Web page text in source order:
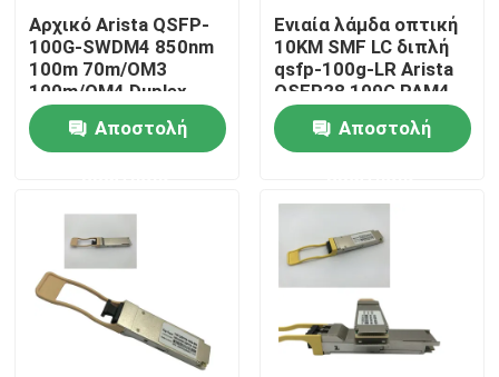
Ποιοτικός έλεγχος
Μας ελάτε σε επαφή με
Ειδήσεις
Οπτική μονάδα 400G/800G
ενότητα 100G QSFP28
Αρχικό Arista QSFP-
100G-SWDM4 850nm
100m 70m/OM3
100m/OM4 Duplex
MMF δέκτη
Αποστολή
Ενιαία λάμδα οπτική
10KM SMF LC διπλή
qsfp-100g-LR Arista
QSFP28 100G PAM4
Αποστολή